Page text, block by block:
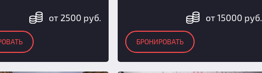
от 2500 руб. от 15000 руб.
БРОНИРОВАТЬ